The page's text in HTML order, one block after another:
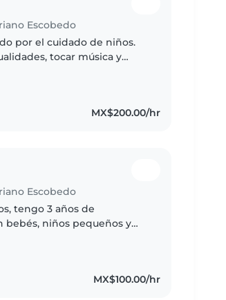
Escobedo
por el cuidado de niños.
tocar música y
MX$200.00/hr
Escobedo
tengo 3 años de
bebés, niños pequeños y
MX$100.00/hr